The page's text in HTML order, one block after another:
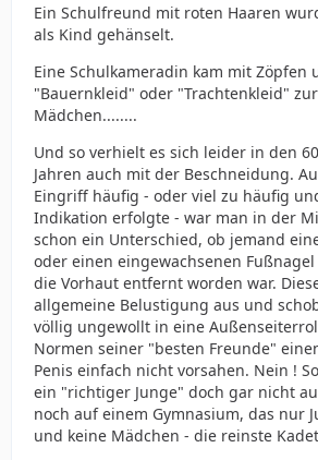
Ein Schulfreund mit roten Haaren
als Kind gehänselt.
Eine Schulkameradin kam mit Zöpfen
"Bauernkleid" oder "Trachtenkleid"
Mädchen........
Und so verhielt es sich leider in den
Jahren auch mit der Beschneidung.
Eingriff häufig - oder viel zu häufig
Indikation erfolgte - war man in der
schon ein Unterschied, ob jemand
oder einen eingewachsenen
die Vorhaut entfernt worden war.
allgemeine Belustigung aus und
völlig ungewollt in eine
Normen seiner "besten Freunde"
Penis einfach nicht vorsahen. Nein !
ein "richtiger Junge" doch gar nicht
noch auf einem Gymnasium, das nur
und keine Mädchen - die reinste